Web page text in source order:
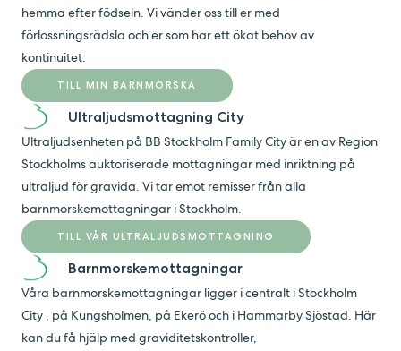
hemma efter födseln. Vi vänder oss till er med
förlossningsrädsla och er som har ett ökat behov av
kontinuitet.
TILL MIN BARNMORSKA
Ultraljudsmottagning City
Ultraljudsenheten på BB Stockholm Family City är en av Region
Stockholms auktoriserade mottagningar med inriktning på
ultraljud för gravida. Vi tar emot remisser från alla
barnmorskemottagningar i Stockholm.
TILL VÅR ULTRALJUDSMOTTAGNING
Barnmorskemottagningar
Våra barnmorskemottagningar ligger i centralt i Stockholm
City , på Kungsholmen, på Ekerö och i Hammarby Sjöstad. Här
kan du få hjälp med graviditetskontroller,